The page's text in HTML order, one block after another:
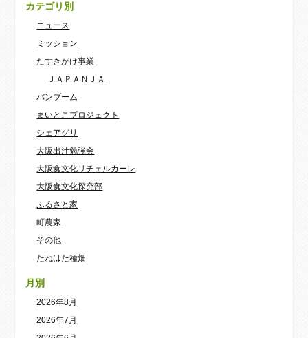
カテゴリ別
ニュース
ミッション
たすきがけ事業
ＪＡＰＡＮＪＡ
バンブーム
まいとこプロジェクト
シェアグリ
大阪出汁勉強会
大阪食文化リチェルカーレ
大阪食文化探究部
ふるさと家
町農家
その他
たねはた種畑
月別
2026年8月
2026年7月